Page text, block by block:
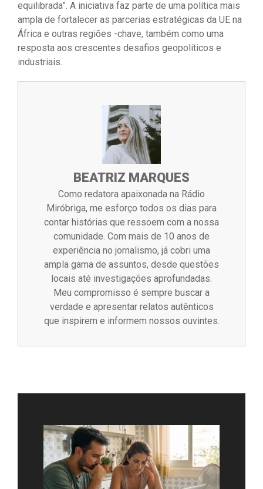
equilibrada”. A iniciativa faz parte de uma política mais
ampla de fortalecer as parcerias estratégicas da UE na
África e outras regiões -chave, também como uma
resposta aos crescentes desafios geopolíticos e
industriais.
BEATRIZ MARQUES
Como redatora apaixonada na Rádio
Miróbriga, me esforço todos os dias para
contar histórias que ressoem com a nossa
comunidade. Com mais de 10 anos de
experiência no jornalismo, já cobri uma
ampla gama de assuntos, desde questões
locais até investigações aprofundadas.
Meu compromisso é sempre buscar a
verdade e apresentar relatos autênticos
que inspirem e informem nossos ouvintes.